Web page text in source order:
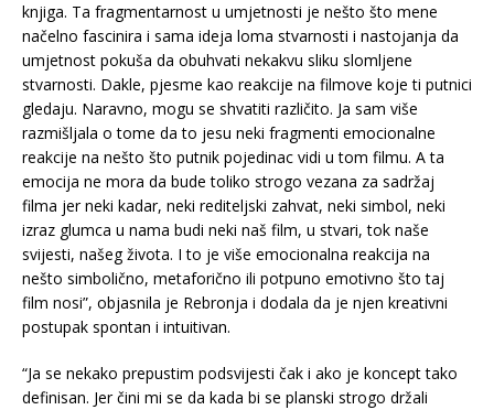
knjiga. Ta fragmentarnost u umjetnosti je nešto što mene
načelno fascinira i sama ideja loma stvarnosti i nastojanja da
umjetnost pokuša da obuhvati nekakvu sliku slomljene
stvarnosti. Dakle, pjesme kao reakcije na filmove koje ti putnici
gledaju. Naravno, mogu se shvatiti različito. Ja sam više
razmišljala o tome da to jesu neki fragmenti emocionalne
reakcije na nešto što putnik pojedinac vidi u tom filmu. A ta
emocija ne mora da bude toliko strogo vezana za sadržaj
filma jer neki kadar, neki rediteljski zahvat, neki simbol, neki
izraz glumca u nama budi neki naš film, u stvari, tok naše
svijesti, našeg života. I to je više emocionalna reakcija na
nešto simbolično, metaforično ili potpuno emotivno što taj
film nosi”, objasnila je Rebronja i dodala da je njen kreativni
postupak spontan i intuitivan.
“Ja se nekako prepustim podsvijesti čak i ako je koncept tako
definisan. Jer čini mi se da kada bi se planski strogo držali